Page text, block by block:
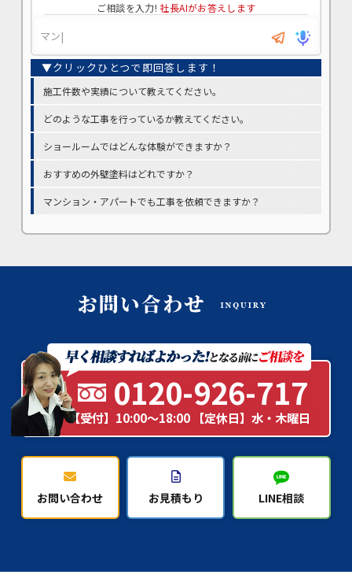
ご相談を入力! 社長AIがお答えします
施工件数や実績について教えてください。
どのような工事を行っているか教えてください。
ショールームではどんな体験ができますか？
おすすめの外壁塗料はどれですか？
マンション・アパートでも工事を依頼できますか？
0120-926-717
【受付】10:00～18:00 【定休日】水・木曜日
お問い合わせ お見積もり LINE相談